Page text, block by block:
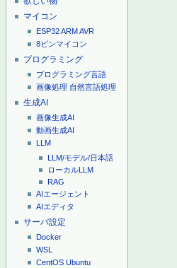
マイコン
ESP32ARMAVR
8ピンマイコン
プログラミング
プログラミング言語
画像処理 自然言語処理
生成AI
画像生成AI
動画生成AI
LLM
LLM/モデル/日本語
ローカルLLM
RAG
AIエージェント
AIエディタ
サーバ設定
Docker
WSL
CentOS Ubuntu